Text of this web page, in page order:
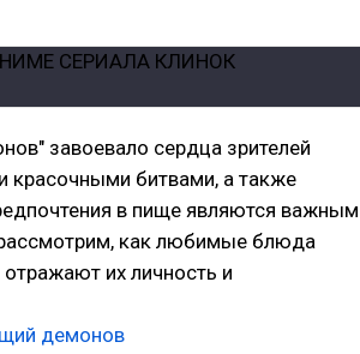
завоевало сердца зрителей
битвами, а также
в пище являются важным
как любимые блюда
отражают их личность и
демонов